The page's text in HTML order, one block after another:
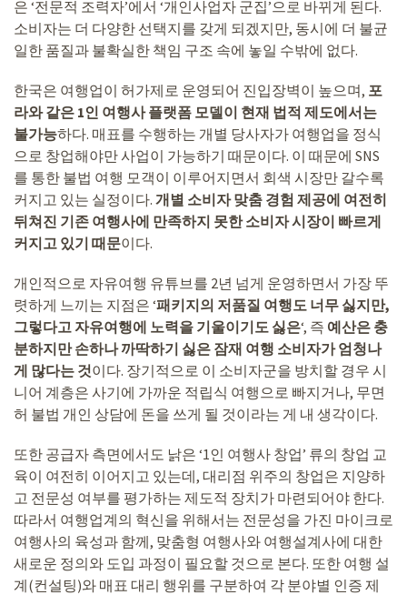
은 ‘전문적 조력자’에서 ‘개인사업자 군집’으로 바뀌게 된다.
소비자는 더 다양한 선택지를 갖게 되겠지만, 동시에 더 불균
일한 품질과 불확실한 책임 구조 속에 놓일 수밖에 없다.
한국은 여행업이 허가제로 운영되어 진입장벽이 높으며, 포
라와 같은 1인 여행사 플랫폼 모델이 현재 법적 제도에서는
불가능하다. 매표를 수행하는 개별 당사자가 여행업을 정식
으로 창업해야만 사업이 가능하기 때문이다. 이 때문에 SNS
를 통한 불법 여행 모객이 이루어지면서 회색 시장만 갈수록
커지고 있는 실정이다. 개별 소비자 맞춤 경험 제공에 여전히
뒤쳐진 기존 여행사에 만족하지 못한 소비자 시장이 빠르게
커지고 있기 때문이다.
개인적으로 자유여행 유튜브를 2년 넘게 운영하면서 가장 뚜
렷하게 느끼는 지점은 ‘패키지의 저품질 여행도 너무 싫지만,
그렇다고 자유여행에 노력을 기울이기도 싫은‘, 즉 예산은 충
분하지만 손하나 까딱하기 싫은 잠재 여행 소비자가 엄청나
게 많다는 것이다. 장기적으로 이 소비자군을 방치할 경우 시
니어 계층은 사기에 가까운 적립식 여행으로 빠지거나, 무면
허 불법 개인 상담에 돈을 쓰게 될 것이라는 게 내 생각이다.
또한 공급자 측면에서도 낡은 ‘1인 여행사 창업’ 류의 창업 교
육이 여전히 이어지고 있는데, 대리점 위주의 창업은 지양하
고 전문성 여부를 평가하는 제도적 장치가 마련되어야 한다.
따라서 여행업계의 혁신을 위해서는 전문성을 가진 마이크로
여행사의 육성과 함께, 맞춤형 여행사와 여행설계사에 대한
새로운 정의와 도입 과정이 필요할 것으로 본다. 또한 여행 설
계(컨설팅)와 매표 대리 행위를 구분하여 각 분야별 인증 제